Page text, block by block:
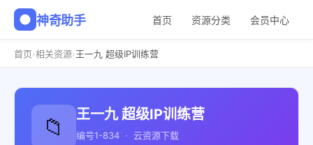
神奇助手 首页 资源分类 会员中心
首页›相关资源›王一九 超级IP训练营
📁 王一九 超级IP训练营
编号1-834 · 云资源下载